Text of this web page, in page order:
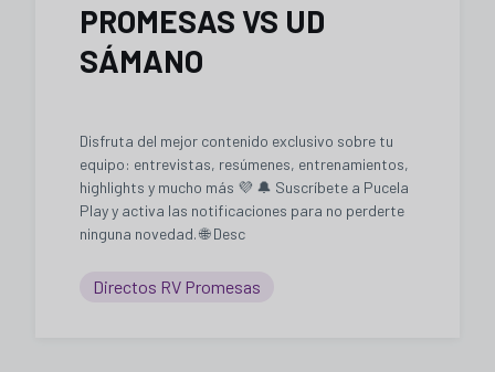
PROMESAS VS UD
SÁMANO
Disfruta del mejor contenido exclusivo sobre tu
equipo: entrevistas, resúmenes, entrenamientos,
highlights y mucho más 💜 🔔 Suscríbete a Pucela
Play y activa las notificaciones para no perderte
ninguna novedad. 🌐 Desc
Directos RV Promesas